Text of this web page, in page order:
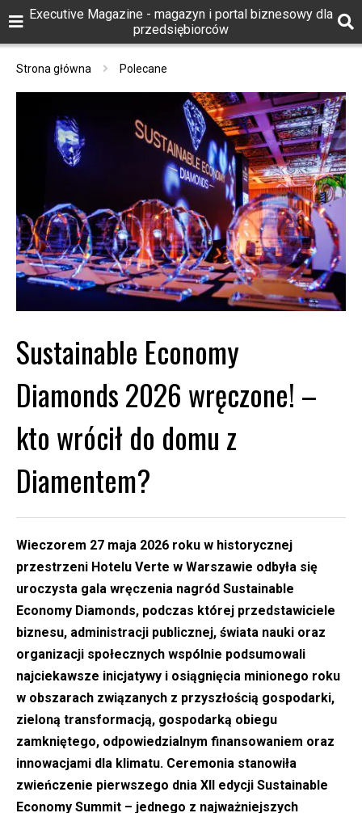
Executive Magazine - magazyn i portal biznesowy dla
przedsiębiorców
Strona główna Polecane
Sustainable Economy
Diamonds 2026 wręczone! –
kto wrócił do domu z
Diamentem?
Wieczorem 27 maja 2026 roku w historycznej
przestrzeni Hotelu Verte w Warszawie odbyła się
uroczysta gala wręczenia nagród Sustainable
Economy Diamonds, podczas której przedstawiciele
biznesu, administracji publicznej, świata nauki oraz
organizacji społecznych wspólnie podsumowali
najciekawsze inicjatywy i osiągnięcia minionego roku
w obszarach związanych z przyszłością gospodarki,
zieloną transformacją, gospodarką obiegu
zamkniętego, odpowiedzialnym finansowaniem oraz
innowacjami dla klimatu. Ceremonia stanowiła
zwieńczenie pierwszego dnia XII edycji Sustainable
Economy Summit – jednego z najważniejszych